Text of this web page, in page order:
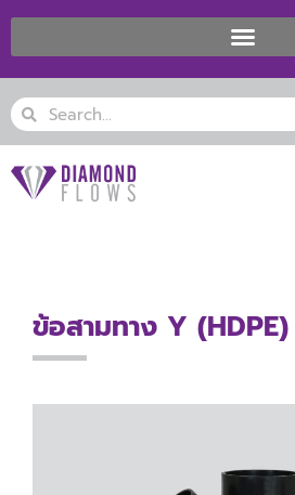
SearchSearch
ข้อสามทาง Y (HDPE)